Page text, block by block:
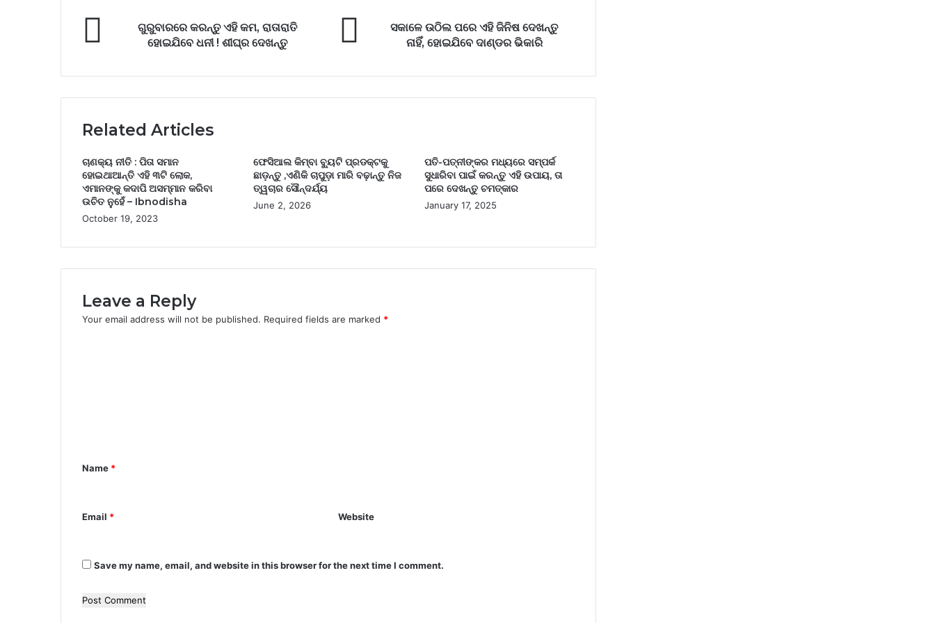
ଗୁରୁବାରରେ କରନ୍ତୁ ଏହି କମ, ରାତାରାତି
ହୋଇଯିବେ ଧନୀ ! ଶୀଘ୍ର ଦେଖନ୍ତୁ
ସକାଳେ ଉଠିଲ ପରେ ଏହି ଜିନିଷ ଦେଖନ୍ତୁ
ନାହିଁ, ହୋଇଯିବେ ଦାଣ୍ଡର ଭିକାରି
Related Articles
ଚାଣକ୍ୟ ନୀତି : ପିତା ସମାନ
ହୋଇଥାଆନ୍ତି ଏହି ୩ଟି ଲୋକ,
ଏମାନଙ୍କୁ କଦାପି ଅସମ୍ମାନ କରିବା
ଉଚିତ ନୁହେଁ – Ibnodisha
October 19, 2023
ଫେସିଆଲ କିମ୍ବା ବ୍ୟୁଟି ପ୍ରଡକ୍ଟକୁ
ଛାଡ଼ନ୍ତୁ ,ଏଣିକି ଚାପୁଡ଼ା ମାରି ବଢ଼ାନ୍ତୁ ନିଜ
ତ୍ୱଚାର ସୌନ୍ଦର୍ଯ୍ୟ
June 2, 2026
ପତି-ପତ୍ନୀଙ୍କର ମଧ୍ୟରେ ସମ୍ପର୍କ
ସୁଧାରିବା ପାଇଁ କରନ୍ତୁ ଏହି ଉପାୟ, ତା
ପରେ ଦେଖନ୍ତୁ ଚମତ୍କାର
January 17, 2025
Leave a Reply
Your email address will not be published. Required fields are marked *
t
Name *
Email * Website
Save my name, email, and website in this browser for the next time I comment.